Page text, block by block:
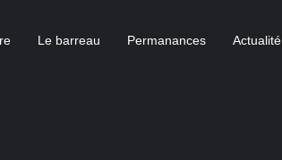
Le barreau Permanances Actualité